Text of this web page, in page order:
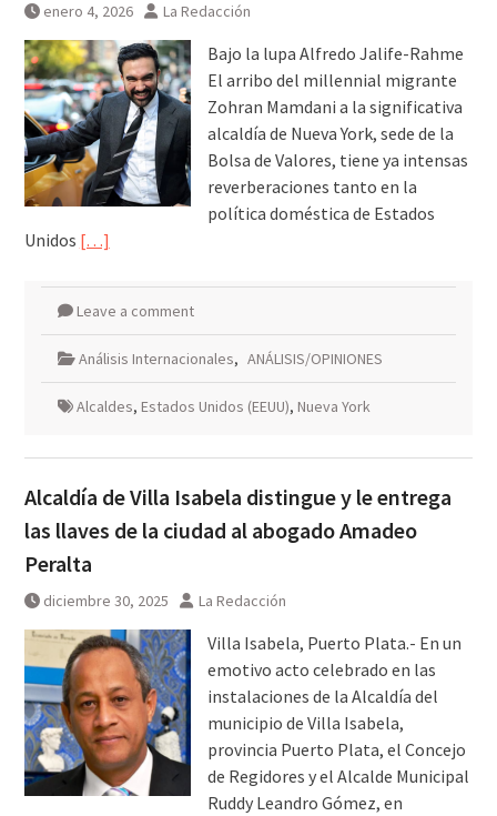
enero 4, 2026 La Redacción
Bajo la lupa Alfredo Jalife-Rahme
El arribo del millennial migrante
Zohran Mamdani a la significativa
alcaldía de Nueva York, sede de la
Bolsa de Valores, tiene ya intensas
reverberaciones tanto en la
política doméstica de Estados
Unidos […]
Leave a comment
Análisis Internacionales, ANÁLISIS/OPINIONES
Alcaldes, Estados Unidos (EEUU), Nueva York
Alcaldía de Villa Isabela distingue y le entrega
las llaves de la ciudad al abogado Amadeo
Peralta
diciembre 30, 2025 La Redacción
Villa Isabela, Puerto Plata.- En un
emotivo acto celebrado en las
instalaciones de la Alcaldía del
municipio de Villa Isabela,
provincia Puerto Plata, el Concejo
de Regidores y el Alcalde Municipal
Ruddy Leandro Gómez, en